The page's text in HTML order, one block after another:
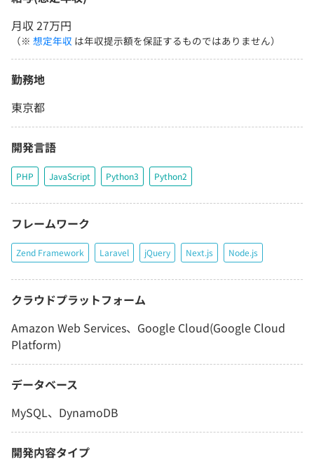
月収 27万円
（※ 想定年収 は年収提示額を保証するものではありません）
勤務地
東京都
開発言語
PHP JavaScript Python3 Python2
フレームワーク
Zend Framework Laravel jQuery Next.js Node.js
クラウドプラットフォーム
Amazon Web Services、Google Cloud(Google Cloud
Platform)
データベース
MySQL、DynamoDB
開発内容タイプ